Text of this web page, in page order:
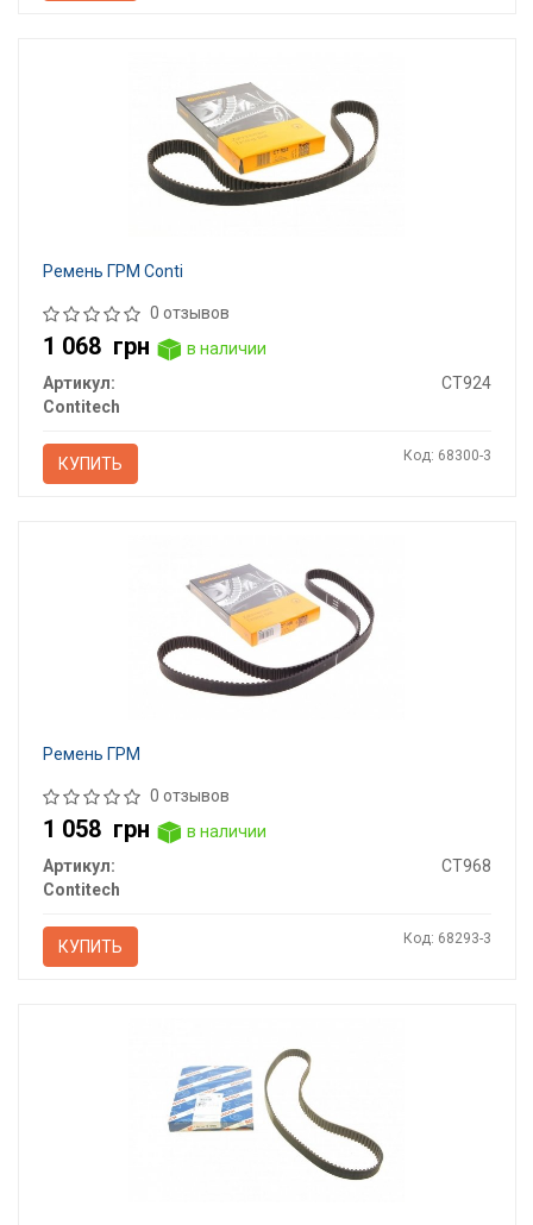
Ремень ГРМ Conti
0 отзывов
1 068 грн
в наличии
Артикул:
CT924
Contitech
КУПИТЬ Код: 68300-3
Ремень ГРМ
0 отзывов
1 058 грн
в наличии
Артикул:
CT968
Contitech
КУПИТЬ Код: 68293-3